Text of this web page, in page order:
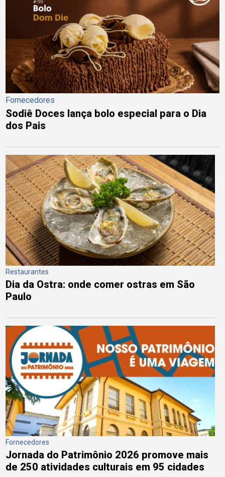
Fornecedores
Sodiê Doces lança bolo especial para o Dia
dos Pais
Restaurantes
Dia da Ostra: onde comer ostras em São
Paulo
Fornecedores
Jornada do Patrimônio 2026 promove mais
de 250 atividades culturais em 95 cidades